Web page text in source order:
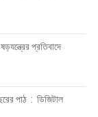
প্রতিবাদে
পাঠ : ডিজিটাল